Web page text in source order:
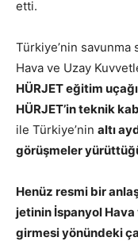
etti.
Türkiye’nin savunma
Hava ve Uzay
HÜRJET eğitim
HÜRJET’in teknik
ile Türkiye’nin altı
görüşmeler
Henüz resmi bir
jetinin İspanyol
girmesi yönündeki